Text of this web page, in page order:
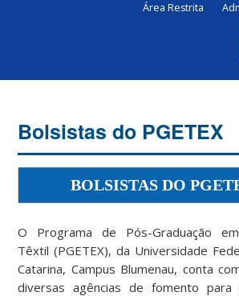
Área Restrita
Bolsistas do PGETEX
BOLSISTAS DO
O Programa de Pós-Graduação em
Têxtil (PGETEX), da Universidade
Catarina, Campus Blumenau, conta
diversas agências de fomento para